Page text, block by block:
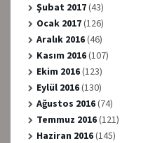
Şubat 2017(43)
Ocak 2017(126)
Aralık 2016(46)
Kasım 2016(107)
Ekim 2016(123)
Eylül 2016(130)
Ağustos 2016(74)
Temmuz 2016(121)
Haziran 2016(145)